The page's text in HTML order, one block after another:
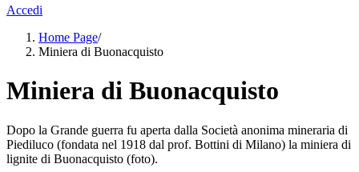
Accedi
Home Page/
Miniera di Buonacquisto
Miniera di Buonacquisto
Dopo la Grande guerra fu aperta dalla Società anonima mineraria di
Piediluco (fondata nel 1918 dal prof. Bottini di Milano) la miniera di
lignite di Buonacquisto (foto).